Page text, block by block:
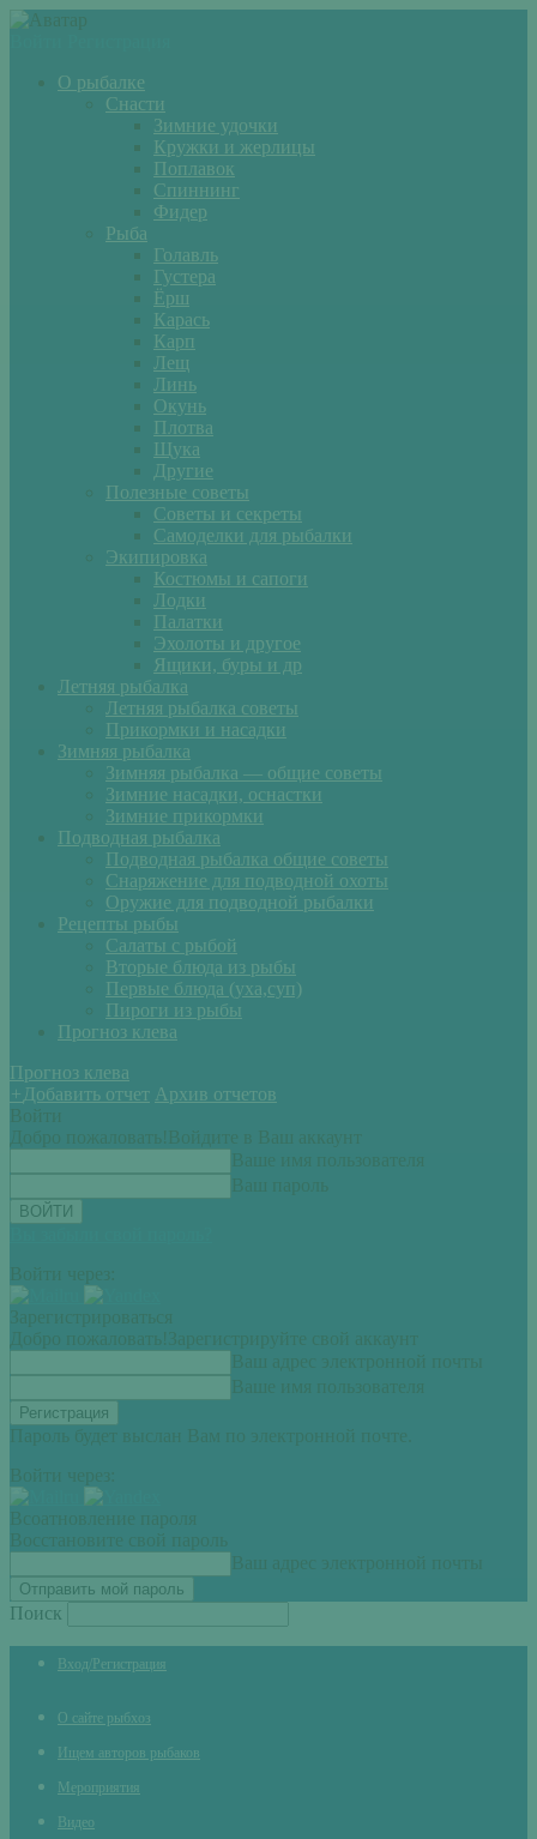
О рыбалке
Снасти
Зимние удочки
Кружки и жерлицы
Поплавок
Спиннинг
Фидер
Рыба
Голавль
Густера
Ёрш
Карась
Карп
Лещ
Линь
Окунь
Плотва
Щука
Другие
Полезные советы
Советы и секреты
Самоделки для рыбалки
Экипировка
Костюмы и сапоги
Лодки
Палатки
Эхолоты и другое
Ящики, буры и др
Летняя рыбалка
Летняя рыбалка советы
Прикормки и насадки
Зимняя рыбалка
Зимняя рыбалка — общие советы
Зимние насадки, оснастки
Зимние прикормки
Подводная рыбалка
Подводная рыбалка общие советы
Снаряжение для подводной охоты
Оружие для подводной рыбалки
Рецепты рыбы
Салаты с рыбой
Вторые блюда из рыбы
Первые блюда (уха,суп)
Пироги из рыбы
Прогноз клева
Прогноз клева
+ Добавить отчет Архив отчетов
Войти
Добро пожаловать! Войдите в Ваш аккаунт
Ваше имя пользователя
Ваш пароль
Войти через:
Зарегистрироваться
Добро пожаловать! Зарегистрируйте свой аккаунт
Ваш адрес электронной почты
Ваше имя пользователя
Пароль будет выслан Вам по электронной почте.
Войти через:
Всоатновление пароля
Восстановите свой пароль
Ваш адрес электронной почты
Поиск
Вход/Регистрация
О сайте рыбхоз
Ищем авторов рыбаков
Мероприятия
Видео